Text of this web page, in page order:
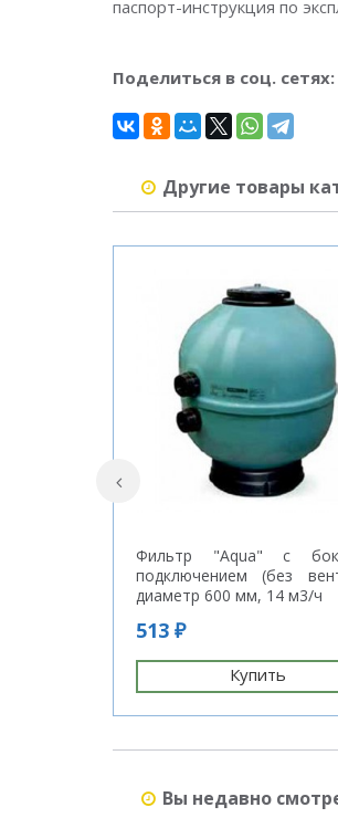
паспорт-инструкция по
Поделиться в соц. сетях:
Другие товары
Фильтр "Aqua" с
подключением (без
диаметр 600 мм, 14 м3/ч
513 ₽
Купить
Вы недавно